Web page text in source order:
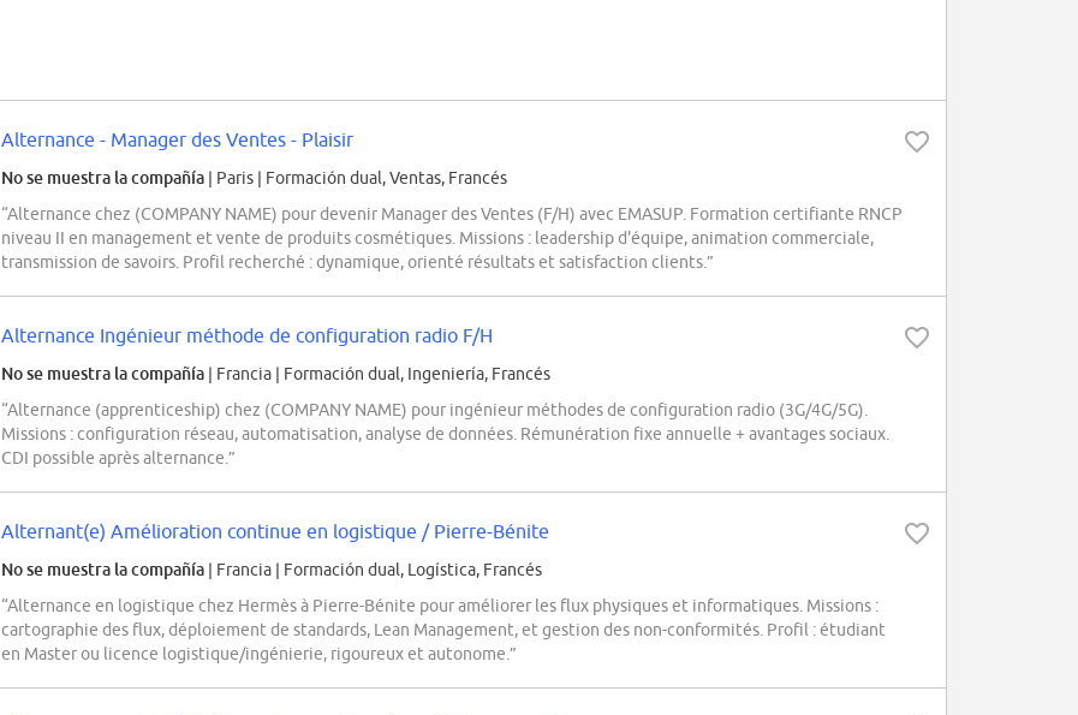
Alternance - Manager des Ventes - Plaisir
No se muestra la compañía | Paris | Formación dual, Ventas, Francés
“Alternance chez (COMPANY NAME) pour devenir Manager des Ventes (F/H) avec EMASUP. Formation certifiante RNCP
niveau II en management et vente de produits cosmétiques. Missions : leadership d'équipe, animation commerciale,
transmission de savoirs. Profil recherché : dynamique, orienté résultats et satisfaction clients.”
Alternance Ingénieur méthode de configuration radio F/H
No se muestra la compañía | Francia | Formación dual, Ingeniería, Francés
“Alternance (apprenticeship) chez (COMPANY NAME) pour ingénieur méthodes de configuration radio (3G/4G/5G).
Missions : configuration réseau, automatisation, analyse de données. Rémunération fixe annuelle + avantages sociaux.
CDI possible après alternance.”
Alternant(e) Amélioration continue en logistique / Pierre-Bénite
No se muestra la compañía | Francia | Formación dual, Logística, Francés
“Alternance en logistique chez Hermès à Pierre-Bénite pour améliorer les flux physiques et informatiques. Missions :
cartographie des flux, déploiement de standards, Lean Management, et gestion des non-conformités. Profil : étudiant
en Master ou licence logistique/ingénierie, rigoureux et autonome.”